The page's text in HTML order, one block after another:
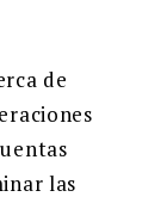
de
las